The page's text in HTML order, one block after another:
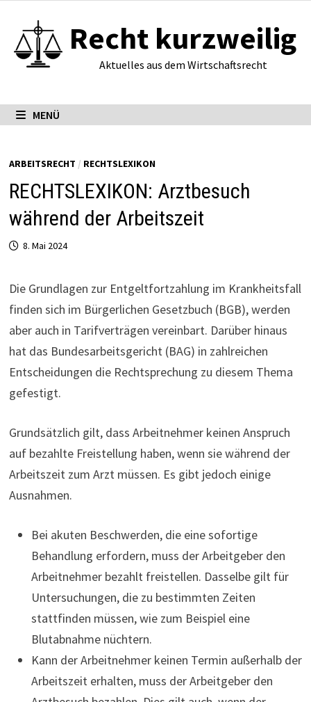
Inhalt
springen
Recht kurzweilig
Aktuelles aus dem Wirtschaftsrecht
MENÜ
ARBEITSRECHT / RECHTSLEXIKON
RECHTSLEXIKON: Arztbesuch
während der Arbeitszeit
8. Mai 2024
Die Grundlagen zur Entgeltfortzahlung im Krankheitsfall
finden sich im Bürgerlichen Gesetzbuch (BGB), werden
aber auch in Tarifverträgen vereinbart. Darüber hinaus
hat das Bundesarbeitsgericht (BAG) in zahlreichen
Entscheidungen die Rechtsprechung zu diesem Thema
gefestigt.
Grundsätzlich gilt, dass Arbeitnehmer keinen Anspruch
auf bezahlte Freistellung haben, wenn sie während der
Arbeitszeit zum Arzt müssen. Es gibt jedoch einige
Ausnahmen.
Bei akuten Beschwerden, die eine sofortige
Behandlung erfordern, muss der Arbeitgeber den
Arbeitnehmer bezahlt freistellen. Dasselbe gilt für
Untersuchungen, die zu bestimmten Zeiten
stattfinden müssen, wie zum Beispiel eine
Blutabnahme nüchtern.
Kann der Arbeitnehmer keinen Termin außerhalb der
Arbeitszeit erhalten, muss der Arbeitgeber den